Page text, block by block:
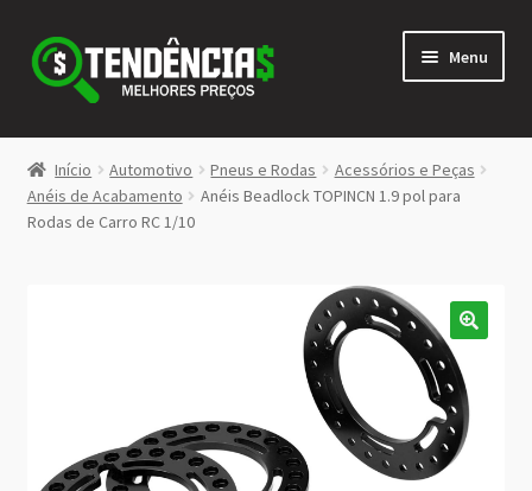
Pular
para
navegação
Pular
para
conteúdo
Menu
LOJA
<>
Início Automotivo Pneus e Rodas
Acessórios e Peças
Anéis de Acabamento
Anéis Beadlock TOPINCN 1.9 pol para
Rodas de Carro RC 1/10